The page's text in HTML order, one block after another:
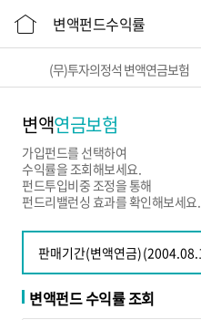
변액펀드수익률
(무)투자의정석 변액연금보험
변액연금보험
가입펀드를 선택하여
수익률을 조회해보세요.
펀드투입비중 조정을 통해
펀드리밸런싱 효과를 확인해보세요.
변액펀드 수익률 조회